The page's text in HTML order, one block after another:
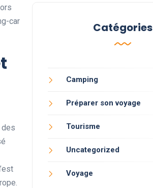
car
des
Catégories
Camping
Préparer son voyage
Tourisme
Uncategorized
Voyage